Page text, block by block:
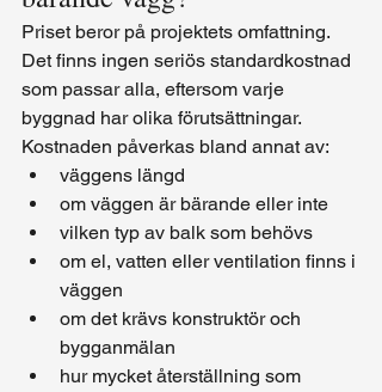
Priset beror på projektets omfattning.
Det finns ingen seriös standardkostnad
som passar alla, eftersom varje
byggnad har olika förutsättningar.
Kostnaden påverkas bland annat av:
väggens längd
om väggen är bärande eller inte
vilken typ av balk som behövs
om el, vatten eller ventilation finns i
väggen
om det krävs konstruktör och
bygganmälan
hur mycket återställning som